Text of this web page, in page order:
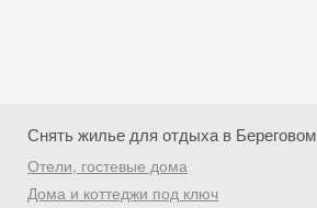
Снять жилье для отдыха в Береговом
Отели, гостевые дома
Дома и коттеджи под ключ